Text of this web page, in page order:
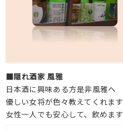
■隠れ酒家 風雅
日本酒に興味ある方是非風雅へ
優しい女将が色々教えてくれます
女性一人でも安心して、飲めます